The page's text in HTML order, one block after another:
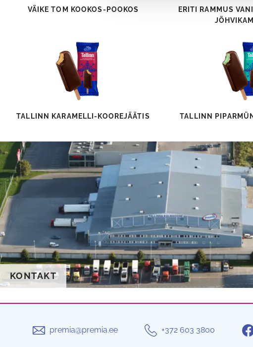
VÄIKE TOM KOOKOS-POOKOS
ERITI RAMMUS
TALLINN KARAMELLI-KOOREJÄÄTIS TALLINN
KONTAKT
premia@premia.ee
+372 603 3800